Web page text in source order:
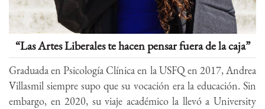
“Las Artes Liberales te hacen pensar fuera de la caja”
Graduada en Psicología Clínica en la USFQ en 2017, Andrea
Villasmil siempre supo que su vocación era la educación. Sin
embargo, en 2020, su viaje académico la llevó a University